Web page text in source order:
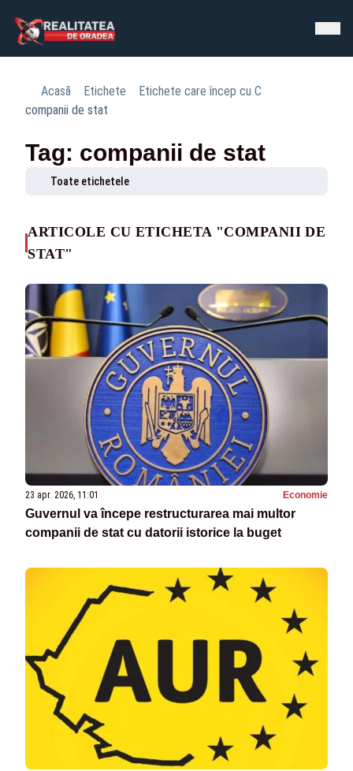
Acasă Etichete
Etichete care încep cu C
companii de stat
Tag: companii de stat
Toate etichetele
ARTICOLE CU ETICHETA "COMPANII DE
STAT"
23 apr. 2026, 11:01 Economie
Guvernul va începe restructurarea mai multor
companii de stat cu datorii istorice la buget